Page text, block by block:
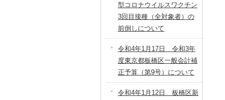
型コロナウイルスワクチン
3回目接種（全対象者）の
前倒しについて
令和4年1月17日 令和3年
度東京都板橋区一般会計補
正予算（第9号）について
令和4年1月12日 板橋区新